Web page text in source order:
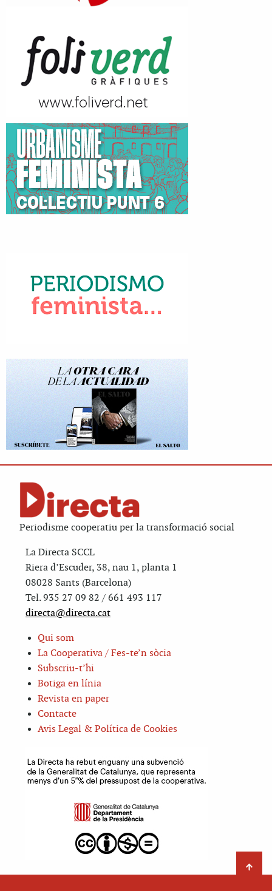
Periodisme cooperatiu per la transformació social
La Directa SCCL
Riera d’Escuder, 38, nau 1, planta 1
08028 Sants (Barcelona)
Tel. 935 27 09 82 / 661 493 117
directa@directa.cat
Qui som
La Cooperativa / Fes-te’n sòcia
Subscriu-t’hi
Botiga en línia
Revista en paper
Contacte
Avis Legal & Política de Cookies